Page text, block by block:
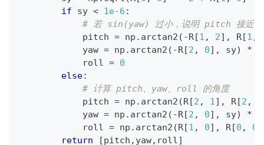
if sy < 1e-6 :
# 若 sin(yaw) 过小，说明 pitch 接近
            pitch
= np . arctan2 ( -R[1 , 2] , R[1 ,
            yaw
= np . arctan2 ( -R[2 , 0] , sy) *
            roll
= 0
else:
# 计算 pitch、yaw、roll 的角度
            pitch
= np . arctan2 (R[2 , 1] , R[2 ,
            yaw
= np . arctan2 ( -R[2 , 0] , sy) *
            roll
= np . arctan2 (R[1 , 0] , R[0 , 0
return
[pitch , yaw, roll]